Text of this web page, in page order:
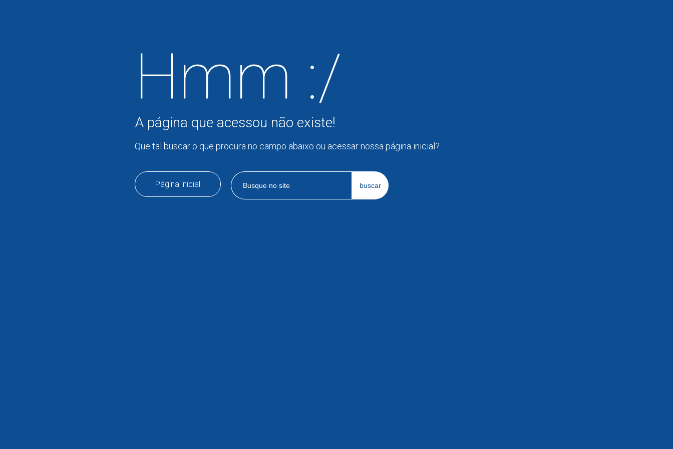
Hmm :/
A página que acessou não existe!
Que tal buscar o que procura no campo abaixo ou acessar nossa página inicial?
Página inicial